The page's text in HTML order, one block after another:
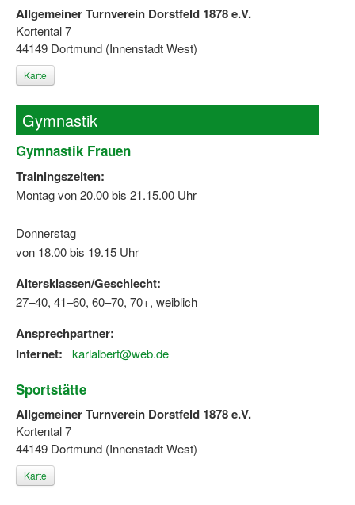
Allgemeiner Turnverein Dorstfeld 1878 e.V.
Kortental 7
44149 Dortmund (Innenstadt West)
Karte
Gymnastik
Gymnastik Frauen
Trainingszeiten:
Montag von 20.00 bis 21.15.00 Uhr
Donnerstag
von 18.00 bis 19.15 Uhr
Altersklassen/Geschlecht:
27–40, 41–60, 60–70, 70+, weiblich
Ansprechpartner:
Internet:
karlalbert@web.de
Sportstätte
Allgemeiner Turnverein Dorstfeld 1878 e.V.
Kortental 7
44149 Dortmund (Innenstadt West)
Karte